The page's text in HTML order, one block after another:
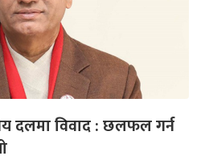
दलमा विवाद : छलफल गर्न